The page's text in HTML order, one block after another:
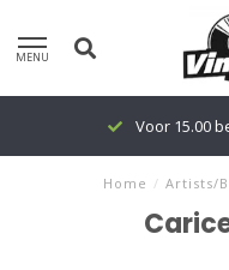
MENU
Voor 15.00
Home / Artists/